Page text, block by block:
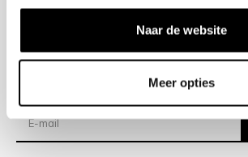
Naar de website
Meer opties
Verzending